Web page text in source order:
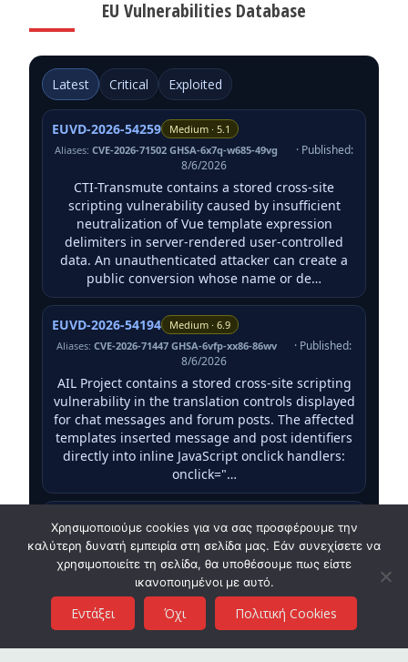
EU Vulnerabilities Database
Latest Critical Exploited
EUVD-2026-54259
Medium · 5.1
Aliases:CVE-2026-71502 GHSA-6x7q-w685-49vg
· Published:
8/6/2026
CTI-Transmute contains a stored cross-site
scripting vulnerability caused by insufficient
neutralization of Vue template expression
delimiters in server-rendered user-controlled
data. An unauthenticated attacker can create a
public conversion whose name or de…
EUVD-2026-54194
Medium · 6.9
Aliases: CVE-2026-71447 GHSA-6vfp-xx86-86wv
· Published:
8/6/2026
AIL Project contains a stored cross-site scripting
vulnerability in the translation controls displayed
for chat messages and forum posts. The affected
templates inserted message and post identifiers
directly into inline JavaScript onclick handlers:
onclick="…
EUVD-2026-54305
High · 8.2
Aliases:GHSA-mcpq-xxxj-mc69 CVE-2026-71445
· Published:
8/6/2026
AIL Framework contained a reflected cross-site
scripting vulnerability in the /tag/add_tags
endpoint. When an error occurred while
processing a tag operation, the application
returned the error value directly as an HTML
Χρησιμοποιούμε cookies για να σας προσφέρουμε την
καλύτερη δυνατή εμπειρία στη σελίδα μας. Εάν συνεχίσετε να
χρησιμοποιείτε τη σελίδα, θα υποθέσουμε πως είστε
ικανοποιημένοι με αυτό.
Εντάξει Όχι Πολιτική Cookies